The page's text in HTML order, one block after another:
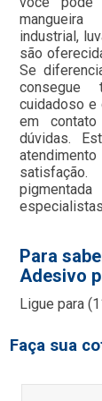
mangueira
industrial,
são
Se
consegue
cuidadoso e
em
dúvidas.
Para
Adesivo
Ligue para
Faça sua